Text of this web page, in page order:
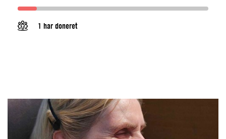
1 har doneret